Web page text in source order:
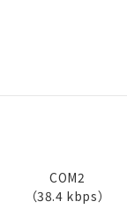
COM2
（38.4 kbps）